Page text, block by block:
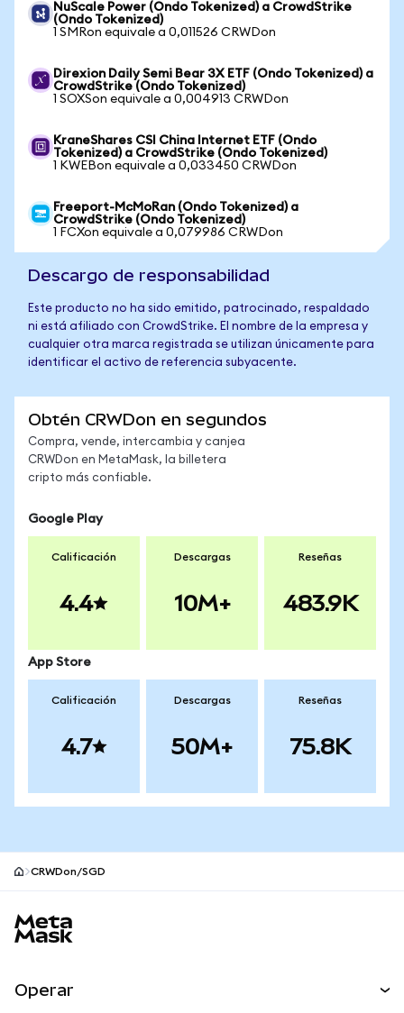
NuScale Power (Ondo Tokenized) a CrowdStrike
(Ondo Tokenized)
1 SMRon equivale a 0,011526 CRWDon
Direxion Daily Semi Bear 3X ETF (Ondo Tokenized) a
CrowdStrike (Ondo Tokenized)
1 SOXSon equivale a 0,004913 CRWDon
KraneShares CSI China Internet ETF (Ondo
Tokenized) a CrowdStrike (Ondo Tokenized)
1 KWEBon equivale a 0,033450 CRWDon
Freeport-McMoRan (Ondo Tokenized) a
CrowdStrike (Ondo Tokenized)
1 FCXon equivale a 0,079986 CRWDon
Descargo de responsabilidad
Este producto no ha sido emitido, patrocinado, respaldado
ni está afiliado con CrowdStrike. El nombre de la empresa y
cualquier otra marca registrada se utilizan únicamente para
identificar el activo de referencia subyacente.
Obtén CRWDon en segundos
Compra, vende, intercambia y canjea
CRWDon en MetaMask, la billetera
cripto más confiable.
Google Play
Calificación
4.4
Descargas
10M+
Reseñas
483.9K
App Store
Calificación
4.7
Descargas
50M+
Reseñas
75.8K
CRWDon/SGD
Operar